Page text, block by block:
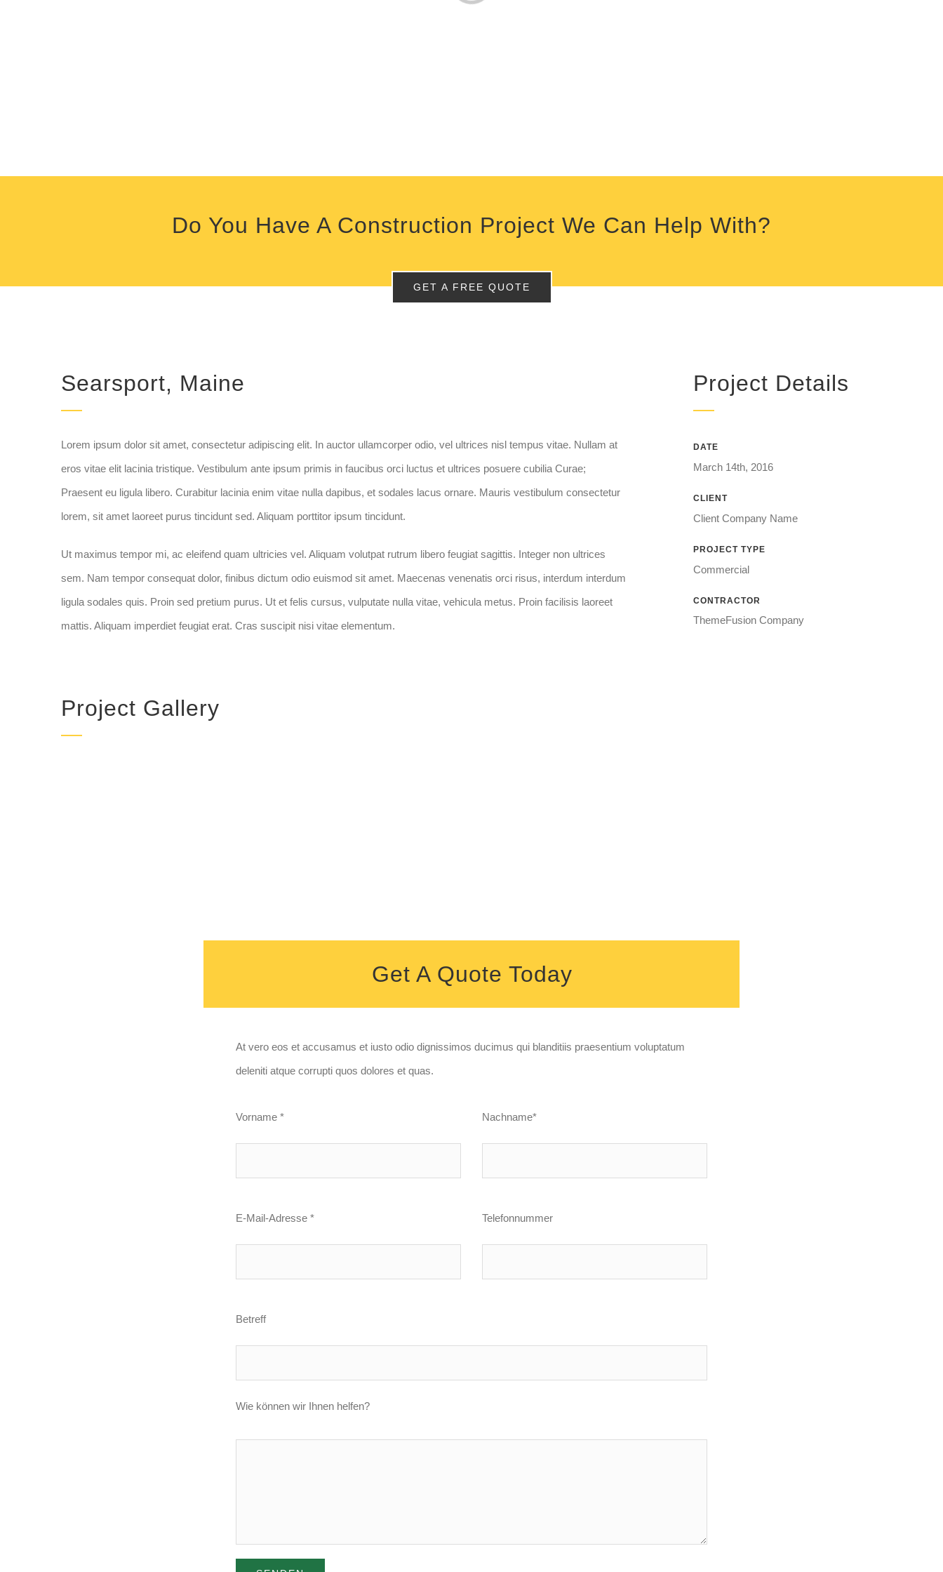
Do You Have A Construction Project We Can Help With?
GET A FREE QUOTE
Searsport, Maine
Lorem ipsum dolor sit amet, consectetur adipiscing elit. In auctor ullamcorper odio, vel ultrices nisl tempus vitae. Nullam at
eros vitae elit lacinia tristique. Vestibulum ante ipsum primis in faucibus orci luctus et ultrices posuere cubilia Curae;
Praesent eu ligula libero. Curabitur lacinia enim vitae nulla dapibus, et sodales lacus ornare. Mauris vestibulum consectetur
lorem, sit amet laoreet purus tincidunt sed. Aliquam porttitor ipsum tincidunt.
Ut maximus tempor mi, ac eleifend quam ultricies vel. Aliquam volutpat rutrum libero feugiat sagittis. Integer non ultrices
sem. Nam tempor consequat dolor, finibus dictum odio euismod sit amet. Maecenas venenatis orci risus, interdum interdum
ligula sodales quis. Proin sed pretium purus. Ut et felis cursus, vulputate nulla vitae, vehicula metus. Proin facilisis laoreet
mattis. Aliquam imperdiet feugiat erat. Cras suscipit nisi vitae elementum.
Project Details
DATE
March 14th, 2016
CLIENT
Client Company Name
PROJECT TYPE
Commercial
CONTRACTOR
ThemeFusion Company
Project Gallery
Get A Quote Today
At vero eos et accusamus et iusto odio dignissimos ducimus qui blanditiis praesentium voluptatum
deleniti atque corrupti quos dolores et quas.
Vorname * Nachname*
E-Mail-Adresse * Telefonnummer
Betreff
Wie können wir Ihnen helfen?